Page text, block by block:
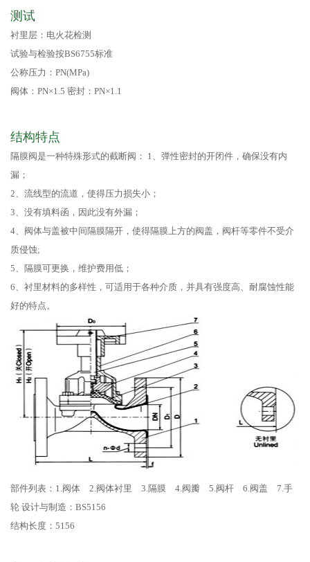
测试
衬里层：电火花检测
试验与检验按BS6755标准
公称压力：PN(MPa)
阀体：PN×1.5 密封：PN×1.1
结构特点
隔膜阀是一种特殊形式的截断阀： 1、弹性密封的开闭件，确保没有内
漏；
2、流线型的流道，使得压力损失小；
3、没有填料函，因此没有外漏；
4、阀体与盖被中间隔膜隔开，使得隔膜上方的阀盖，阀杆等零件不受介
质侵蚀;
5、隔膜可更换，维护费用低；
6、衬里材料的多样性，可适用于各种介质，并具有强度高、耐腐蚀性能
好的特点。
部件列表：1.阀体 2.阀体衬里 3.隔膜 4.阀瓣 5.阀杆 6.阀盖 7.手
轮 设计与制造：BS5156
结构长度：5156